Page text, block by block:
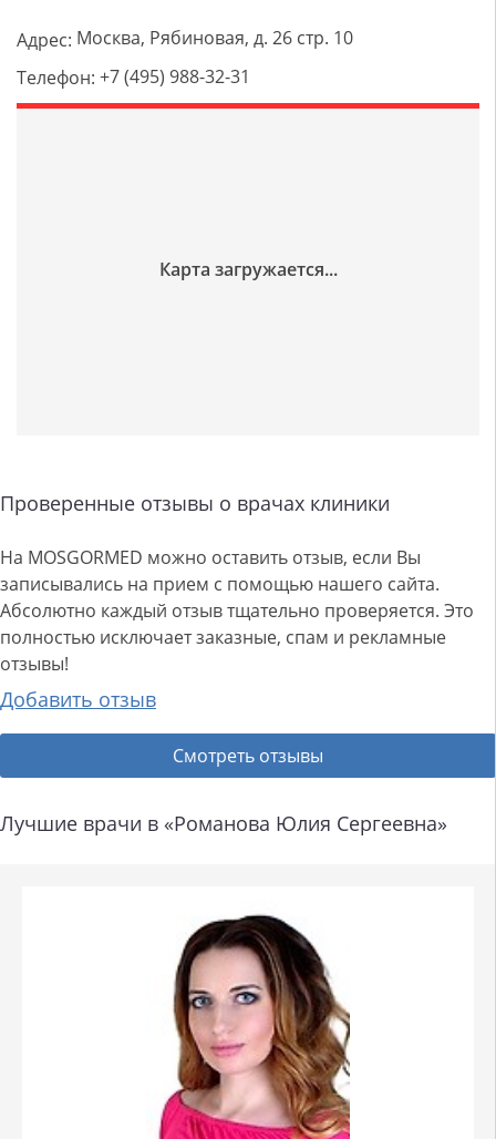
Адрес: Москва, Рябиновая, д. 26 стр. 10
Телефон: +7 (495) 988-32-31
Проверенные отзывы о врачах клиники
На MOSGORMED можно оставить отзыв, если Вы
записывались на прием с помощью нашего сайта.
Абсолютно каждый отзыв тщательно проверяется. Это
полностью исключает заказные, спам и рекламные
отзывы!
Добавить отзыв
Смотреть отзывы
Лучшие врачи в «Романова Юлия Сергеевна»